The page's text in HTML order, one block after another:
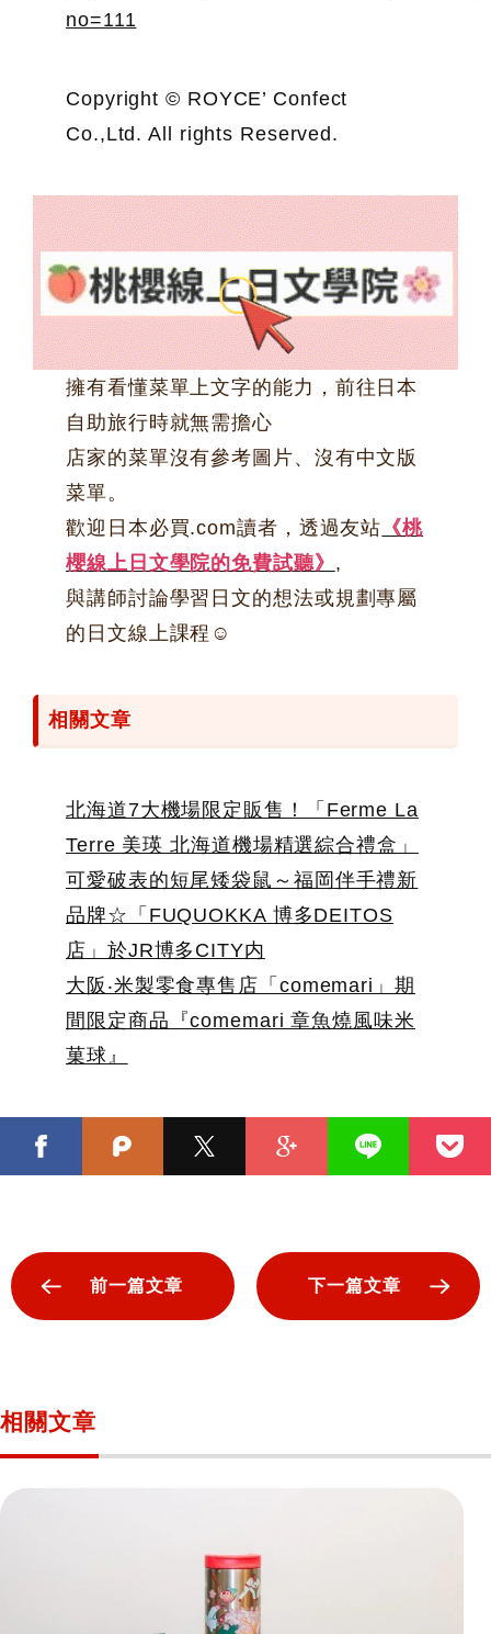
no=111
Copyright © ROYCE’ Confect
Co.,Ltd. All rights Reserved.
擁有看懂菜單上文字的能力，前往日本
自助旅行時就無需擔心
店家的菜單沒有參考圖片、沒有中文版
菜單。
歡迎日本必買.com讀者，透過友站 《桃
櫻線上日文學院的免費試聽》 ,
與講師討論學習日文的想法或規劃專屬
的日文線上課程☺
相關文章
北海道7大機場限定販售！「Ferme La
Terre 美瑛 北海道機場精選綜合禮盒」
可愛破表的短尾矮袋鼠～福岡伴手禮新
品牌☆「FUQUOKKA 博多DEITOS
店」於JR博多CITY内
大阪‧米製零食專售店「comemari」期
間限定商品『comemari 章魚燒風味米
菓球』
前一篇文章 下一篇文章
相關文章